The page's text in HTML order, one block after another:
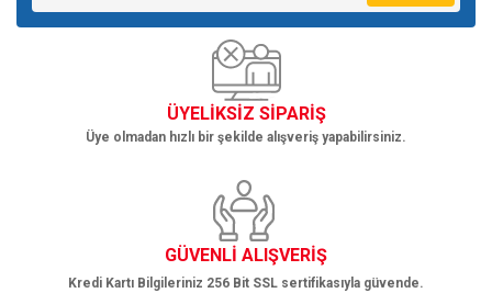
Ürün bilgilerinde hatalar bulunuyor.
Ürün fiyatı diğer sitelerden daha pahalı.
Bu ürüne benzer farklı alternatifler olmalı.
Gönder
ÜYELİKSİZ SİPARİŞ
Üye olmadan hızlı bir şekilde alışveriş yapabilirsiniz.
GÜVENLİ ALIŞVERİŞ
Kredi Kartı Bilgileriniz 256 Bit SSL sertifikasıyla güvende.